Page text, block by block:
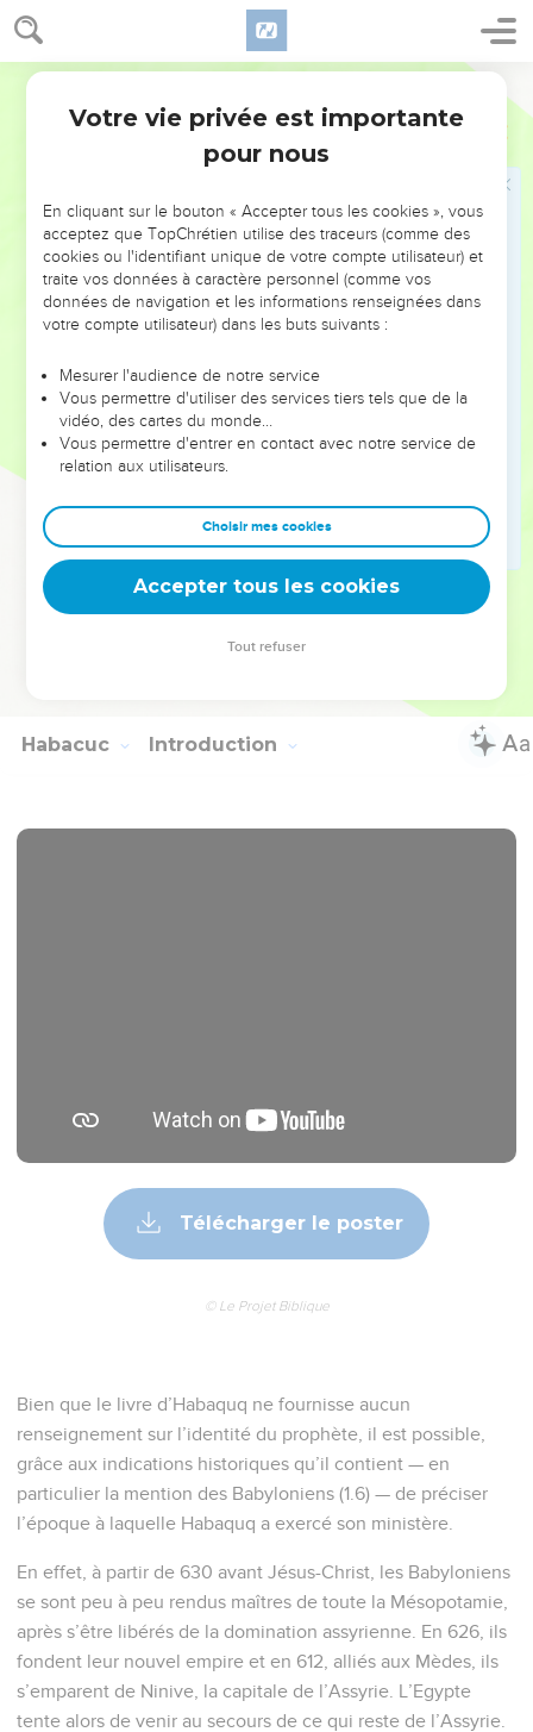
Nahum 3
Toute une population disparaît
Là le feu te consumera ; l'épée te retranchera, elle te
dévorera comme le hurebec [dévore les arbres]. Qu'on
s'amasse comme les hurebecs, amasse-toi comme les
les étoiles des cieux ; les hurebecs s'étant répandus ont tout
ravagé, et puis ils s'en sont envolés.
Ceux qui portent le diadème au milieu de toi sont comme
des sauterelles, et tes capitaines comme de grandes
sauterelles qui se campent dans les cloisons au temps de la
sorte qu'on ne connaît plus le lieu où elles ont été.
Un désastre irréparable
18
hommes illustres se sont tenus dans leurs tentes ; ton peuple
est dispersé par les montagnes, et il n'[y a] personne qui le
rassemble.
Il n'y a point de remède à ta blessure, ta plaie est
douloureuse ; tous ceux qui entendront parler de toi battront
Habacuc Introduction
Télécharger le poster
© Le Projet Biblique
Bien que le livre d’Habaquq ne fournisse aucun
renseignement sur l’identité du prophète, il est possible,
grâce aux indications historiques qu’il contient — en
particulier la mention des Babyloniens (1.6) — de préciser
l’époque à laquelle Habaquq a exercé son ministère.
En effet, à partir de 630 avant Jésus-Christ, les Babyloniens
se sont peu à peu rendus maîtres de toute la Mésopotamie,
après s’être libérés de la domination assyrienne. En 626, ils
fondent leur nouvel empire et en 612, alliés aux Mèdes, ils
s’emparent de Ninive, la capitale de l’Assyrie. L’Egypte
tente alors de venir au secours de ce qui reste de l’Assyrie.
Votre vie privée est importante
pour nous
En cliquant sur le bouton « Accepter tous les cookies », vous
acceptez que TopChrétien utilise des traceurs (comme des
cookies ou l'identifiant unique de votre compte utilisateur) et
traite vos données à caractère personnel (comme vos
données de navigation et les informations renseignées dans
votre compte utilisateur) dans les buts suivants :
Mesurer l'audience de notre service
Vous permettre d'utiliser des services tiers tels que de la
vidéo, des cartes du monde…
Vous permettre d'entrer en contact avec notre service de
relation aux utilisateurs.
Choisir mes cookies
Accepter tous les cookies
Tout refuser